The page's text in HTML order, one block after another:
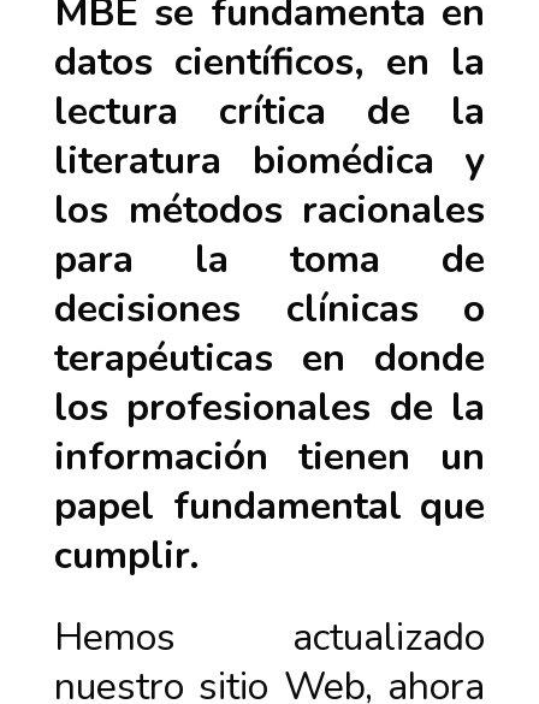
MBE se fundamenta en
datos científicos, en la
lectura crítica de la
literatura biomédica y
los métodos racionales
para la toma de
decisiones clínicas o
terapéuticas en donde
los profesionales de la
información tienen un
papel fundamental que
cumplir.
Hemos actualizado
nuestro sitio Web, ahora